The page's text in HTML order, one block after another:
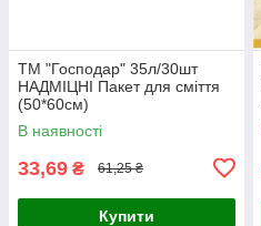
ТМ "Господар" 35л/30шт
НАДМІЦНІ Пакет для сміття
(50*60см)
В наявності
33,69 ₴ 61,25 ₴
Купити